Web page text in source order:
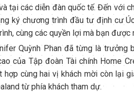
tại các diễn đàn quốc tế. Đến với
ký chương trình đầu tư định cư
cùng các quyền lợi mà bạn được
Quỳnh Phan đã từng là trưởng
của Tập đoàn Tài chính Home
hợp cùng hai vị khách mời còn lại
từ phía khách tham dự.